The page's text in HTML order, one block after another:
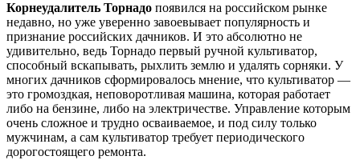
Корнеудалитель Торнадо появился на российском рынке
недавно, но уже уверенно завоевывает популярность и
признание российских дачников. И это абсолютно не
удивительно, ведь Торнадо первый ручной культиватор,
способный вскапывать, рыхлить землю и удалять сорняки. У
многих дачников сформировалось мнение, что культиватор —
это громоздкая, неповоротливая машина, которая работает
либо на бензине, либо на электричестве. Управление которым
очень сложное и трудно осваиваемое, и под силу только
мужчинам, а сам культиватор требует периодического
дорогостоящего ремонта.